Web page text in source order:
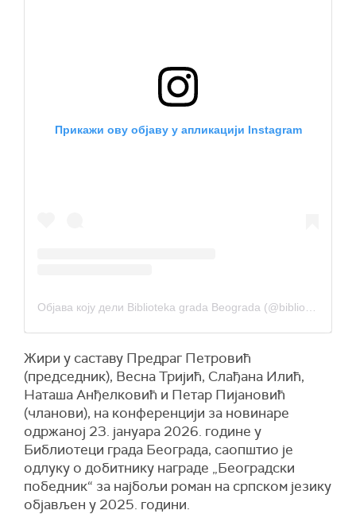
Прикажи ову објаву у апликацији Instagram
Жири у саставу Предраг Петровић
(председник), Весна Тријић, Слађана Илић,
Наташа Анђелковић и Петар Пијановић
(чланови), на конференцији за новинаре
одржаној 23. јануара 2026. године у
Библиотеци града Београда, саопштио је
одлуку о добитнику награде „Београдски
победник“ за најбољи роман на српском језику
објављен у 2025. години.